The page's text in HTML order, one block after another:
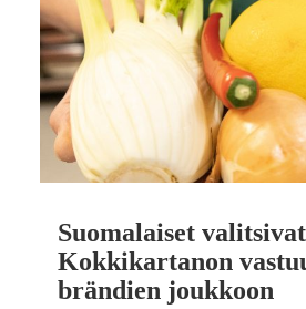
Suomalaiset valitsivat
Kokkikartanon
brändien joukkoon